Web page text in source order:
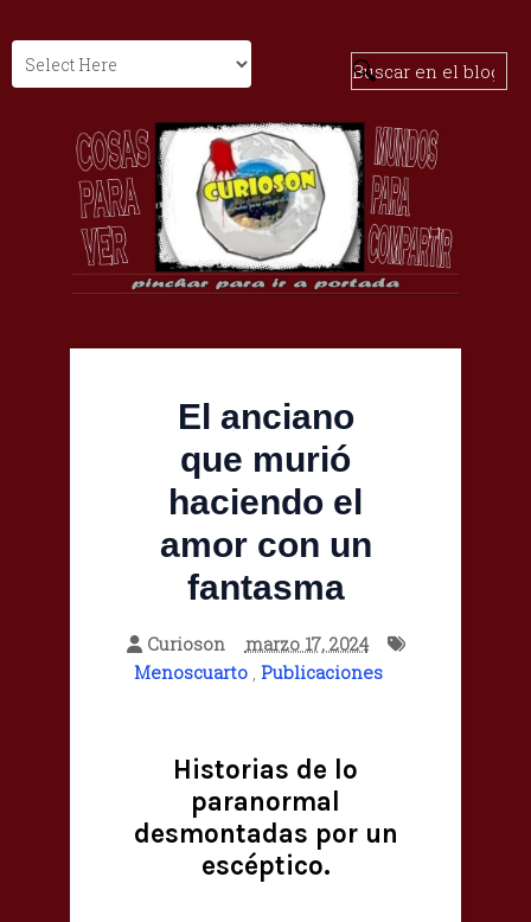
El anciano
que murió
haciendo el
amor con un
fantasma
Curioson
marzo 17, 2024
Menoscuarto , Publicaciones
Historias de lo
paranormal
desmontadas por un
escéptico.